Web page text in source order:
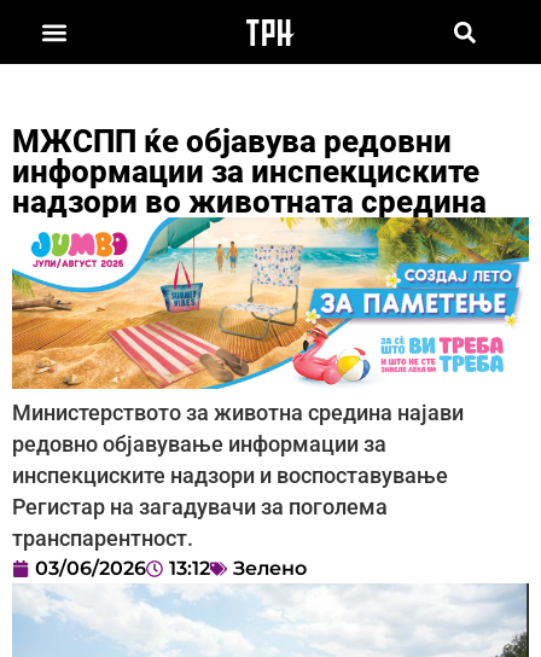
МЖСПП ќе објавува редовни
информации за инспекциските
надзори во животната средина
Министерството за животна средина најави
редовно објавување информации за
инспекциските надзори и воспоставување
Регистар на загадувачи за поголема
транспарентност.
03/06/2026 13:12 Зелено